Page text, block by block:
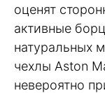
оценят
активные
натуральных
чехлы Aston
невероятно